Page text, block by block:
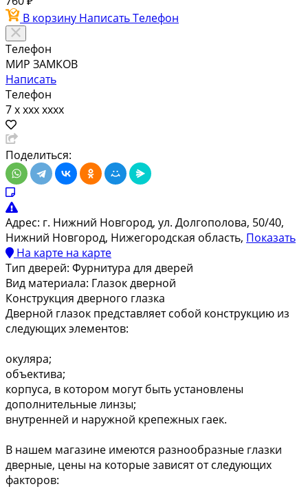
В корзину НаписатьТелефон
Телефон
МИР ЗАМКОВ
Написать
Телефон
7 x xxx xxxx
Поделиться:
Адрес: г. Нижний Новгород, ул. Долгополова, 50/40,
Нижний Новгород, Нижегородская область, Показать
На карте на карте
Тип дверей: Фурнитура для дверей
Вид материала: Глазок дверной
Конструкция дверного глазка
Дверной глазок представляет собой конструкцию из
следующих элементов:
окуляра;
объектива;
корпуса, в котором могут быть установлены
дополнительные линзы;
внутренней и наружной крепежных гаек.
В нашем магазине имеются разнообразные глазки
дверные, цены на которые зависят от следующих
факторов: